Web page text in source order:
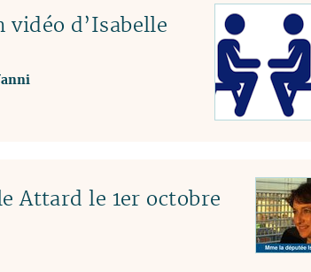
d’Isabelle
Attard le 1er octobre